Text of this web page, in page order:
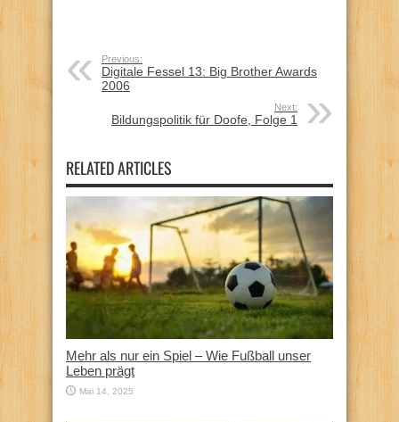
Previous:
Digitale Fessel 13: Big Brother Awards
2006
Next:
Bildungspolitik für Doofe, Folge 1
RELATED ARTICLES
Mehr als nur ein Spiel – Wie Fußball unser
Leben prägt
Mai 14, 2025